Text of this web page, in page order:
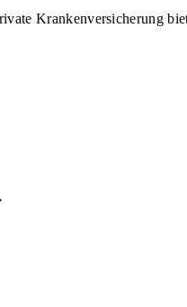
Krankenversicherung